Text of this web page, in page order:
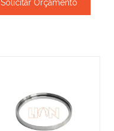
Solicitar Orçamento